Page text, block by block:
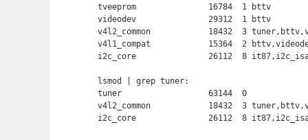
tveeprom               16784  1 bttv
videodev               29312  1 bttv
v4l2_common            18432  3
v4l1_compat            15364  2
i2c_core               26112  8
lsmod | grep tuner:
tuner                  63144  0
v4l2_common            18432  3